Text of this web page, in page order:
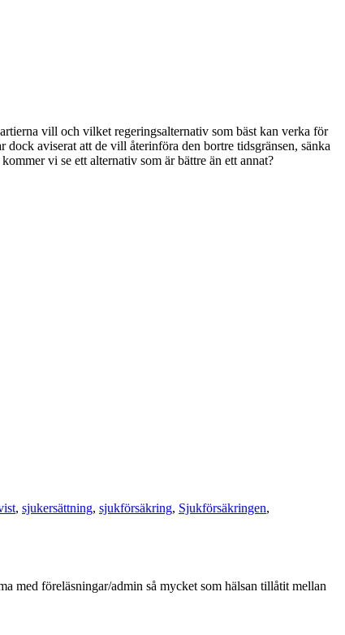
vill och vilket regeringsalternativ som bäst kan verka för
aviserat att de vill återinföra den bortre tidsgränsen, sänka
vi se ett alternativ som är bättre än ett annat?
, sjukersättning, sjukförsäkring, Sjukförsäkringen,
med föreläsningar/admin så mycket som hälsan tillåtit mellan